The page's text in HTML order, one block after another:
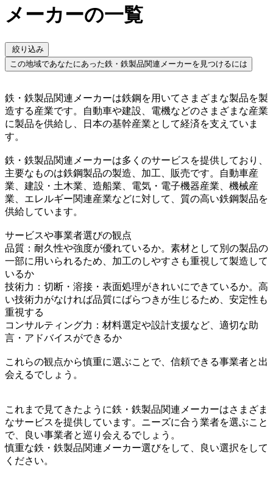
メーカーの一覧
絞り込み
この地域であなたにあった鉄・鉄製品関連メーカーを見つけるには
鉄・鉄製品関連メーカーは鉄鋼を用いてさまざまな製品を製
造する産業です。自動車や建設、電機などのさまざまな産業
に製品を供給し、日本の基幹産業として経済を支えていま
す。
鉄・鉄製品関連メーカーは多くのサービスを提供しており、
主要なものは鉄鋼製品の製造、加工、販売です。自動車産
業、建設・土木業、造船業、電気・電子機器産業、機械産
業、エレルギー関連産業などに対して、質の高い鉄鋼製品を
供給しています。
サービスや事業者選びの観点
品質：耐久性や強度が優れているか。素材として別の製品の
一部に用いられるため、加工のしやすさも重視して製造して
いるか
技術力：切断・溶接・表面処理がきれいにできているか。高
い技術力がなければ品質にばらつきが生じるため、安定性も
重視する
コンサルティング力：材料選定や設計支援など、適切な助
言・アドバイスができるか
これらの観点から慎重に選ぶことで、信頼できる事業者と出
会えるでしょう。
これまで見てきたように鉄・鉄製品関連メーカーはさまざま
なサービスを提供しています。ニーズに合う業者を選ぶこと
で、良い事業者と巡り会えるでしょう。
慎重な鉄・鉄製品関連メーカー選びをして、良い選択をして
ください。